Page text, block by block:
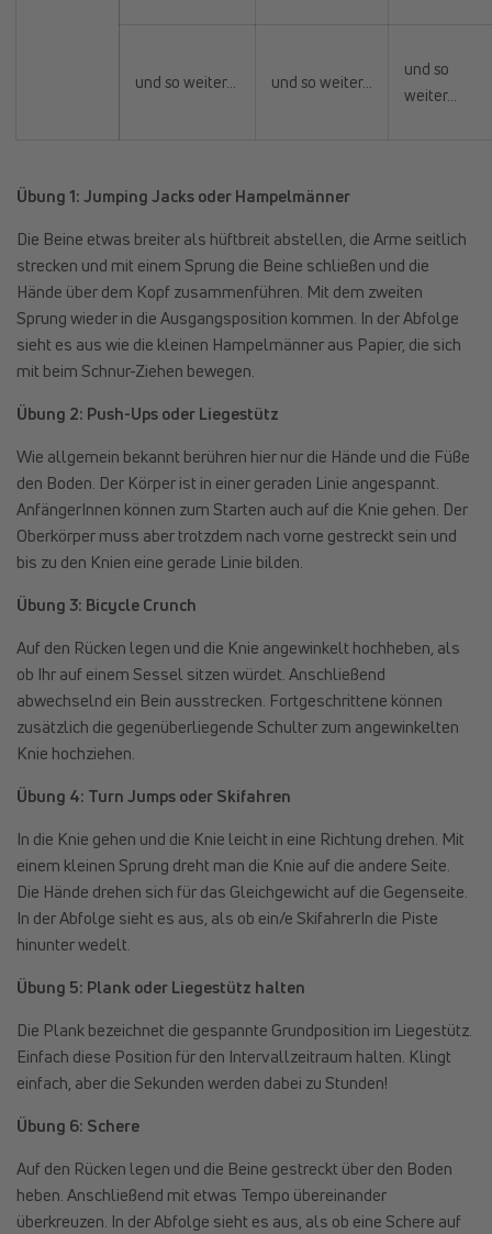
und so weiter… und so weiter…
und so
weiter…
Übung 1: Jumping Jacks oder Hampelmänner
Die Beine etwas breiter als hüftbreit abstellen, die Arme seitlich
strecken und mit einem Sprung die Beine schließen und die
Hände über dem Kopf zusammenführen. Mit dem zweiten
Sprung wieder in die Ausgangsposition kommen. In der Abfolge
sieht es aus wie die kleinen Hampelmänner aus Papier, die sich
mit beim Schnur-Ziehen bewegen.
Übung 2: Push-Ups oder Liegestütz
Wie allgemein bekannt berühren hier nur die Hände und die Füße
den Boden. Der Körper ist in einer geraden Linie angespannt.
AnfängerInnen können zum Starten auch auf die Knie gehen. Der
Oberkörper muss aber trotzdem nach vorne gestreckt sein und
bis zu den Knien eine gerade Linie bilden.
Übung 3: Bicycle Crunch
Auf den Rücken legen und die Knie angewinkelt hochheben, als
ob Ihr auf einem Sessel sitzen würdet. Anschließend
abwechselnd ein Bein ausstrecken. Fortgeschrittene können
zusätzlich die gegenüberliegende Schulter zum angewinkelten
Knie hochziehen.
Übung 4: Turn Jumps oder Skifahren
In die Knie gehen und die Knie leicht in eine Richtung drehen. Mit
einem kleinen Sprung dreht man die Knie auf die andere Seite.
Die Hände drehen sich für das Gleichgewicht auf die Gegenseite.
In der Abfolge sieht es aus, als ob ein/e SkifahrerIn die Piste
hinunter wedelt.
Übung 5: Plank oder Liegestütz halten
Die Plank bezeichnet die gespannte Grundposition im Liegestütz.
Einfach diese Position für den Intervallzeitraum halten. Klingt
einfach, aber die Sekunden werden dabei zu Stunden!
Übung 6: Schere
Auf den Rücken legen und die Beine gestreckt über den Boden
heben. Anschließend mit etwas Tempo übereinander
überkreuzen. In der Abfolge sieht es aus, als ob eine Schere auf